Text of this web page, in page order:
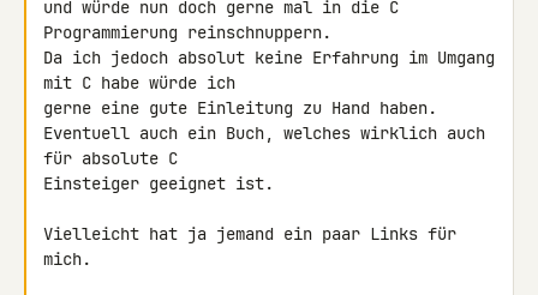
und würde nun doch gerne mal in die C
Programmierung reinschnuppern.
Da ich jedoch absolut keine Erfahrung im Umgang
mit C habe würde ich
gerne eine gute Einleitung zu Hand haben.
Eventuell auch ein Buch, welches wirklich auch
für absolute C
Einsteiger geeignet ist.
Vielleicht hat ja jemand ein paar Links für
mich.